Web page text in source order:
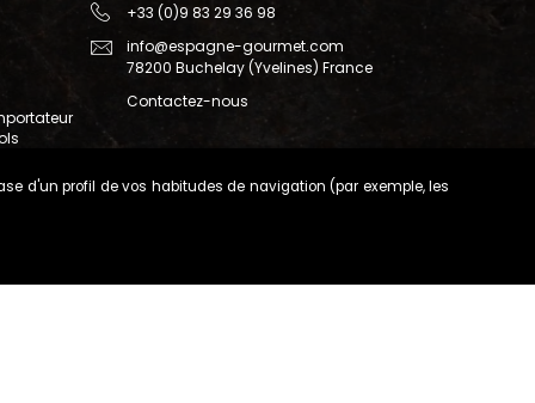
d'un profil de vos habitudes de navigation (par exemple, les
+33 (0)9 83 29 36 98
info@espagne-gourmet.com
78200 Buchelay (Yvelines) France
Contactez-nous